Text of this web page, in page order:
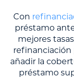
Con
préstamo
mejores
añadir la
préstamo